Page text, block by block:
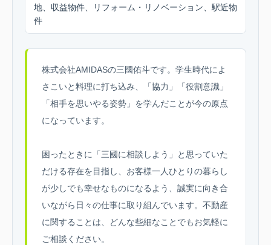
地、収益物件、リフォーム・リノベーション、駅近物
件
株式会社AMIDASの三國佑斗です。学生時代によ
さこいと料理に打ち込み、「協力」「役割意識」
「相手を思いやる姿勢」を学んだことが今の原点
になっています。
困ったときに「三國に相談しよう」と思っていた
だける存在を目指し、お客様一人ひとりの暮らし
が少しでも幸せなものになるよう、誠実に向き合
いながら日々の仕事に取り組んでいます。不動産
に関することは、どんな些細なことでもお気軽に
ご相談ください。